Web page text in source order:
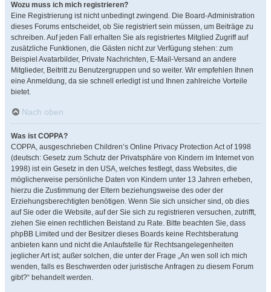
Wozu muss ich mich registrieren?
Eine Registrierung ist nicht unbedingt zwingend. Die Board-Administration
dieses Forums entscheidet, ob Sie registriert sein müssen, um Beiträge zu
schreiben. Auf jeden Fall erhalten Sie als registriertes Mitglied Zugriff auf
zusätzliche Funktionen, die Gästen nicht zur Verfügung stehen: zum
Beispiel Avatarbilder, Private Nachrichten, E-Mail-Versand an andere
Mitglieder, Beitritt zu Benutzergruppen und so weiter. Wir empfehlen Ihnen
eine Anmeldung, da sie schnell erledigt ist und Ihnen zahlreiche Vorteile
bietet.
Nach oben
Was ist COPPA?
COPPA, ausgeschrieben Children’s Online Privacy Protection Act of 1998
(deutsch: Gesetz zum Schutz der Privatsphäre von Kindern im Internet von
1998) ist ein Gesetz in den USA, welches festlegt, dass Websites, die
möglicherweise persönliche Daten von Kindern unter 13 Jahren erheben,
hierzu die Zustimmung der Eltern beziehungsweise des oder der
Erziehungsberechtigten benötigen. Wenn Sie sich unsicher sind, ob dies
auf Sie oder die Website, auf der Sie sich zu registrieren versuchen, zutrifft,
ziehen Sie einen rechtlichen Beistand zu Rate. Bitte beachten Sie, dass
phpBB Limited und der Besitzer dieses Boards keine Rechtsberatung
anbieten kann und nicht die Anlaufstelle für Rechtsangelegenheiten
jeglicher Art ist; außer solchen, die unter der Frage „An wen soll ich mich
wenden, falls es Beschwerden oder juristische Anfragen zu diesem Forum
gibt?“ behandelt werden.